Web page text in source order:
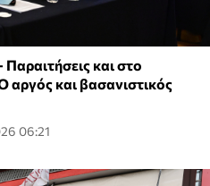
και στο
αργός και βασανιστικός
06:21